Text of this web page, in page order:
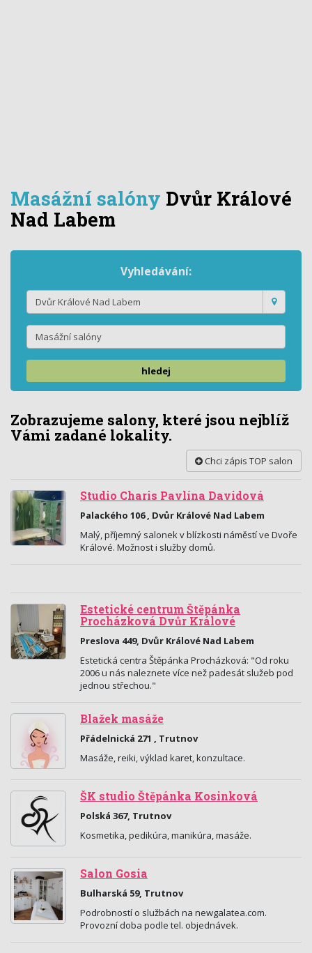
Masážní salóny Dvůr Králové
Nad Labem
Vyhledávání:
hledej
Zobrazujeme salony, které jsou nejblíž
Vámi zadané lokality.
Chci zápis TOP salon
Studio Charis Pavlína Davidová
Palackého 106 , Dvůr Králové Nad Labem
Malý, příjemný salonek v blízkosti náměstí ve Dvoře
Králové. Možnost i služby domů.
Estetické centrum Štěpánka
Procházková Dvůr Králové
Preslova 449, Dvůr Králové Nad Labem
Estetická centra Štěpánka Procházková: "Od roku
2006 u nás naleznete více než padesát služeb pod
jednou střechou."
Blažek masáže
Přádelnická 271 , Trutnov
Masáže, reiki, výklad karet, konzultace.
ŠK studio Štěpánka Kosinková
Polská 367, Trutnov
Kosmetika, pedikúra, manikúra, masáže.
Salon Gosia
Bulharská 59, Trutnov
Podrobností o službách na newgalatea.com.
Provozní doba podle tel. objednávek.